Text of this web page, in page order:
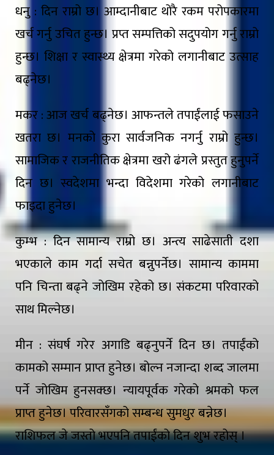
धनु : दिन राम्रो छ। आम्दानीबाट थोरै रकम परोपकारमा
खर्च गर्नु उचित हुन्छ। प्रप्त सम्पत्तिको सदुपयोग गर्नु राम्रो
हुन्छ। शिक्षा र स्वास्थ्य क्षेत्रमा गरेको लगानीबाट उत्साह
बढ्नेछ।
मकर : आज खर्च बढ्नेछ। आफन्तले तपाईंलाई फसाउने
खतरा छ। मनको कुरा सार्वजनिक नगर्नु राम्रो हुन्छ।
सामाजिक र राजनीतिक क्षेत्रमा खरो ढंगले प्रस्तुत हुनुपर्ने
दिन छ। स्वदेशमा भन्दा विदेशमा गरेको लगानीबाट
फाइदा हुनेछ।
कुम्भ : दिन सामान्य राम्रो छ। अन्त्य साढेसाती दशा
भएकाले काम गर्दा सचेत बन्नुपर्नेछ। सामान्य काममा
पनि चिन्ता बढ्ने जोखिम रहेको छ। संकटमा परिवारको
साथ मिल्नेछ।
मीन : संघर्ष गरेर अगाडि बढ्नुपर्ने दिन छ। तपाईंको
कामको सम्मान प्राप्त हुनेछ। बोल्न नजान्दा शब्द जालमा
पर्ने जोखिम हुनसक्छ। न्यायपूर्वक गरेको श्रमको फल
प्राप्त हुनेछ। परिवारसँगको सम्बन्ध सुमधुर बन्नेछ।
राशिफल जे जस्तो भएपनि तपाईंको दिन शुभ रहोस् ।